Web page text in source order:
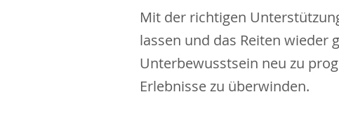
Mit der richtigen
lassen und das Reiten wieder
Unterbewusstsein neu zu
Erlebnisse zu überwinden.